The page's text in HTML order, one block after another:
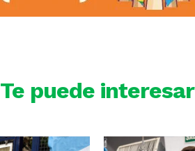
Te puede interesar